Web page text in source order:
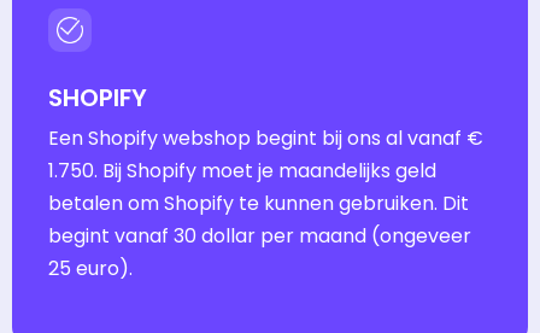
SHOPIFY
Een Shopify webshop begint bij ons al vanaf €
1.750. Bij Shopify moet je maandelijks geld
betalen om Shopify te kunnen gebruiken. Dit
begint vanaf 30 dollar per maand (ongeveer
25 euro).